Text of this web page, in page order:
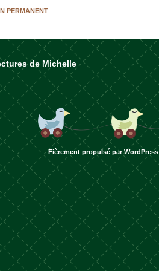
PERMANENT
articles
de Michelle
Fièrement propulsé par WordPress